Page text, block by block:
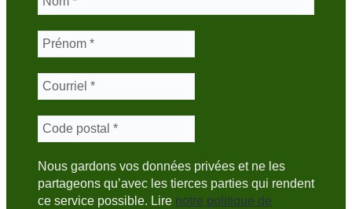
Nous gardons vos données privées et ne les
partageons qu’avec les tierces parties qui rendent
ce service possible. Lire notre politique de